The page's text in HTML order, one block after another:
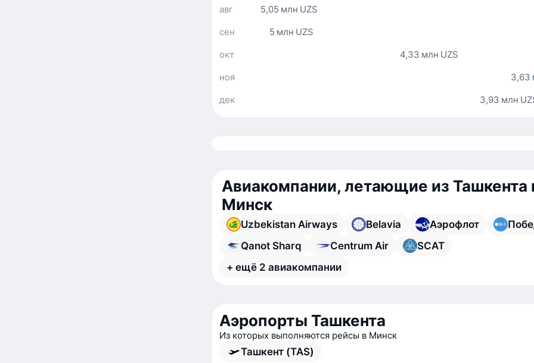
5,05 млн UZS
авг
5 млн UZS
сен
4,33 млн UZS
окт
3,63
ноя
3,93 млн
дек
Авиакомпании, летающие из Ташкента
Минск
Uzbekistan Airways Belavia Аэрофлот
Qanot Sharq
Centrum Air
SCAT
+ ещё 2 авиакомпании
Аэропорты Ташкента
Из которых выполняются рейсы в Минск
Ташкент (TAS)